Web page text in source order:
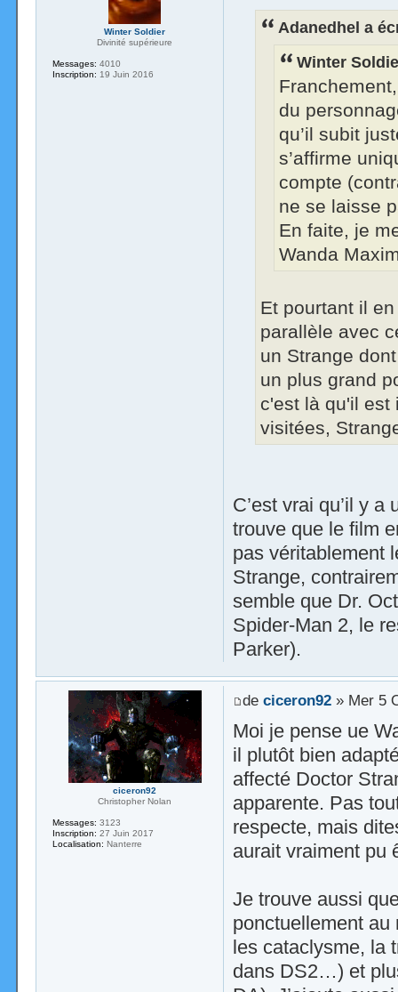
Adanedhel a
Winter
du
qu’il subit
s’affirme
compte
ne se laisse
En faite, je
Wanda
Et pourtant il
parallèle avec
un Strange
un plus grand
c'est là qu'il est
visitées,
C’est vrai qu’il y
trouve que le film
pas véritablement
Strange,
semble que Dr.
Spider-Man 2, le
Parker).
Winter Soldier
Divinité supérieure
Messages: 4010
Inscription: 19 Juin 2016
de ciceron92» Mer 5
Moi je pense ue
il plutôt bien
affecté Doctor
apparente. Pas
respecte, mais
aurait vraiment pu
Je trouve aussi
ponctuellement
les cataclysme, la
dans DS2…) et
ciceron92
Christopher Nolan
Messages: 3123
Inscription: 27 Juin 2017
Localisation: Nanterre